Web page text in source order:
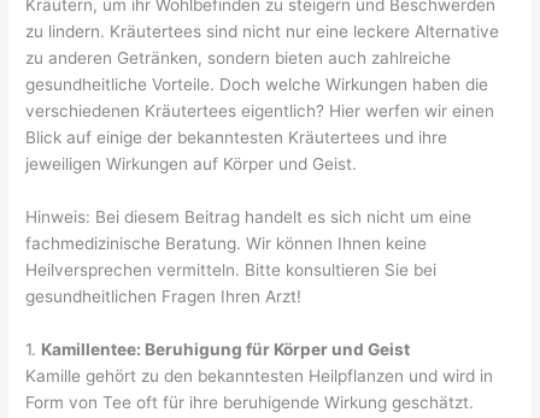
Kräutern, um ihr Wohlbefinden zu steigern und Beschwerden
zu lindern. Kräutertees sind nicht nur eine leckere Alternative
zu anderen Getränken, sondern bieten auch zahlreiche
gesundheitliche Vorteile. Doch welche Wirkungen haben die
verschiedenen Kräutertees eigentlich? Hier werfen wir einen
Blick auf einige der bekanntesten Kräutertees und ihre
jeweiligen Wirkungen auf Körper und Geist.
Hinweis: Bei diesem Beitrag handelt es sich nicht um eine
fachmedizinische Beratung. Wir können Ihnen keine
Heilversprechen vermitteln. Bitte konsultieren Sie bei
gesundheitlichen Fragen Ihren Arzt!
1. Kamillentee: Beruhigung für Körper und Geist
Kamille gehört zu den bekanntesten Heilpflanzen und wird in
Form von Tee oft für ihre beruhigende Wirkung geschätzt.